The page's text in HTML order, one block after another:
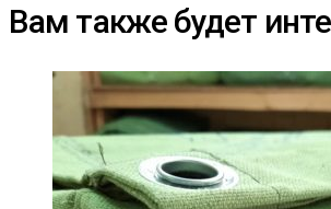
Вам также будет